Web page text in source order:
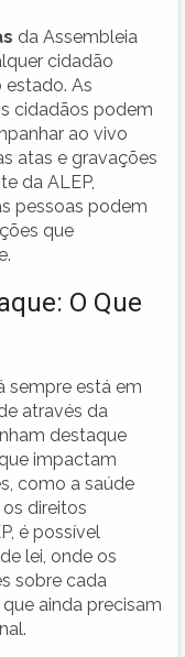
da Assembleia
cidadão
As
cidadãos podem
ao vivo
atas e gravações
da ALEP,
pessoas podem
que
O Que
sempre está em
através da
destaque
impactam
como a saúde
direitos
é possível
lei, onde os
sobre cada
ainda precisam